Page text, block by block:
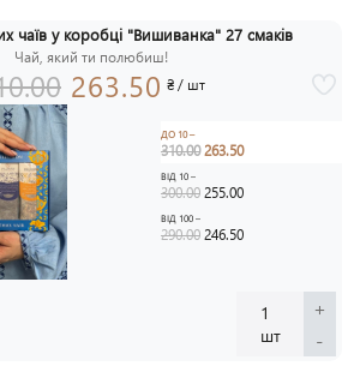
чаїв у коробці "Вишиванка" 27 смаків
Чай, який ти полюбиш!
263.50 ₴ / шт
ДО 10 –
310.00263.50
ВІД 10 –
300.00 255.00
ВІД 100 –
290.00 246.50
1
шт
+
-